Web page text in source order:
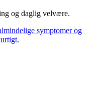
og daglig velvære.
symptomer og